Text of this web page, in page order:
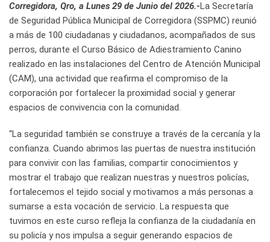
Corregidora, Qro, a Lunes 29 de Junio del 2026.-La Secretaría
de Seguridad Pública Municipal de Corregidora (SSPMC) reunió
a más de 100 ciudadanas y ciudadanos, acompañados de sus
perros, durante el Curso Básico de Adiestramiento Canino
realizado en las instalaciones del Centro de Atención Municipal
(CAM), una actividad que reafirma el compromiso de la
corporación por fortalecer la proximidad social y generar
espacios de convivencia con la comunidad.
“La seguridad también se construye a través de la cercanía y la
confianza. Cuando abrimos las puertas de nuestra institución
para convivir con las familias, compartir conocimientos y
mostrar el trabajo que realizan nuestras y nuestros policías,
fortalecemos el tejido social y motivamos a más personas a
sumarse a esta vocación de servicio. La respuesta que
tuvimos en este curso refleja la confianza de la ciudadanía en
su policía y nos impulsa a seguir generando espacios de